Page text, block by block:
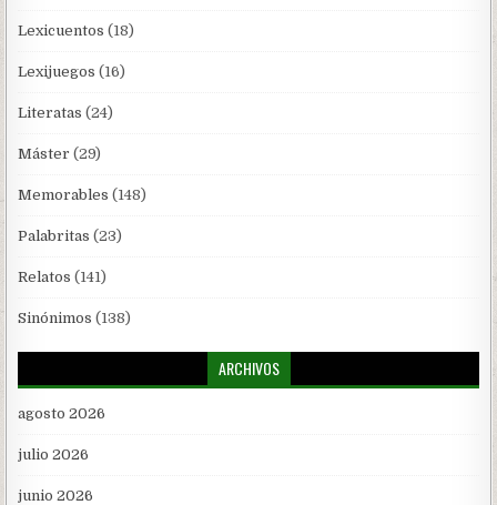
Lexicuentos (18)
Lexijuegos (16)
Literatas (24)
Máster (29)
Memorables (148)
Palabritas (23)
Relatos (141)
Sinónimos (138)
ARCHIVOS
agosto 2026
julio 2026
junio 2026